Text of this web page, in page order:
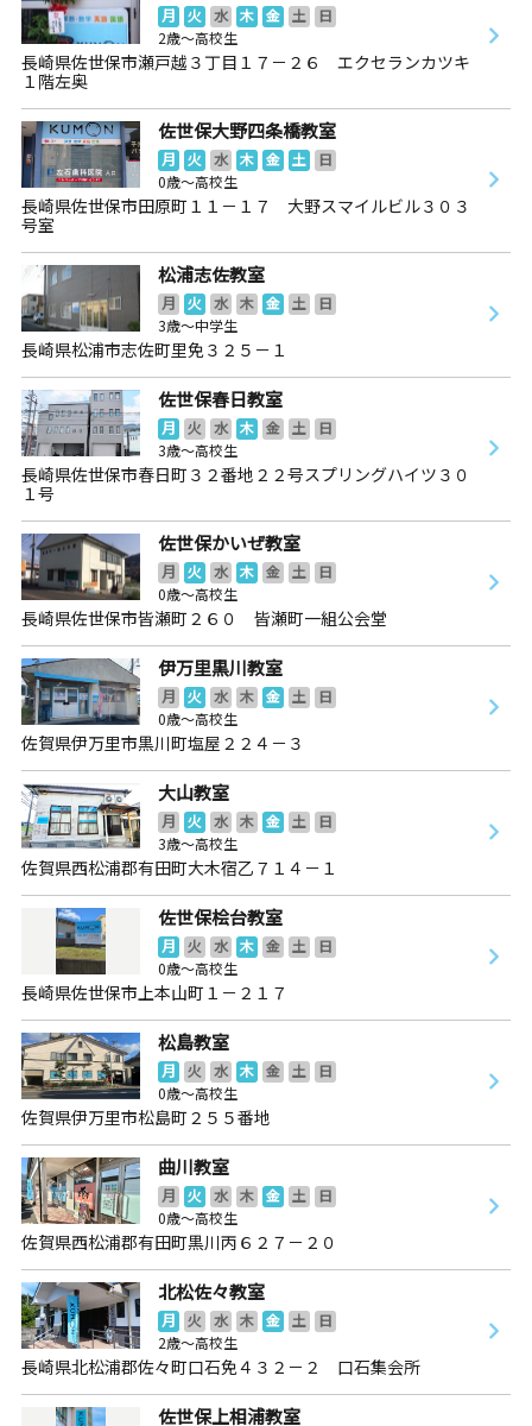
月 火 水 木 金 土
日
2歳～高校生
長崎県佐世保市瀬戸越３丁目１７－２６ エクセランカツキ
１階左奥
佐世保大野四条橋教室
月 火 水 木 金 土
日
0歳～高校生
長崎県佐世保市田原町１１－１７ 大野スマイルビル３０３
号室
松浦志佐教室
月 火 水 木 金 土
日
3歳～中学生
長崎県松浦市志佐町里免３２５－１
佐世保春日教室
月 火 水 木 金 土
日
3歳～高校生
長崎県佐世保市春日町３２番地２２号スプリングハイツ３０
１号
佐世保かいぜ教室
月 火 水 木 金 土
日
0歳～高校生
長崎県佐世保市皆瀬町２６０ 皆瀬町一組公会堂
伊万里黒川教室
月 火 水 木 金 土
日
0歳～高校生
佐賀県伊万里市黒川町塩屋２２４－３
大山教室
月 火 水 木 金 土
日
3歳～高校生
佐賀県西松浦郡有田町大木宿乙７１４－１
佐世保桧台教室
月 火 水 木 金 土
日
0歳～高校生
長崎県佐世保市上本山町１－２１７
松島教室
月 火 水 木 金 土
日
0歳～高校生
佐賀県伊万里市松島町２５５番地
曲川教室
月 火 水 木 金 土
日
0歳～高校生
佐賀県西松浦郡有田町黒川丙６２７－２０
北松佐々教室
月 火 水 木 金 土
日
2歳～高校生
長崎県北松浦郡佐々町口石免４３２－２ 口石集会所
佐世保上相浦教室